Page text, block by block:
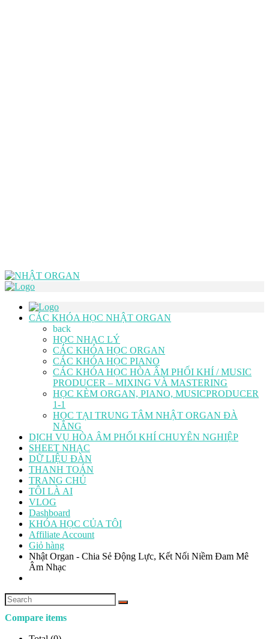
CÁC KHÓA HỌC NHẬT ORGAN
back
HỌC NHẠC LÝ
CÁC KHÓA HỌC ORGAN
CÁC KHÓA HỌC PIANO
CÁC KHÓA HỌC HÒA ÂM PHỐI KHÍ / MUSIC
PRODUCER – MIXING VÀ MASTERING
HỌC KÈM ORGAN, PIANO, MUSICPRODUCER
1-1
HỌC TẠI TRUNG TÂM NHẬT ORGAN ĐÀ
NẴNG
DỊCH VỤ HÒA ÂM PHỐI KHÍ CHUYÊN NGHIỆP
SHEET NHẠC
DỮ LIỆU ĐÀN
THANH TOÁN
TRANG CHỦ
TÔI LÀ AI
VLOG
Dashboard
KHÓA HỌC CỦA TÔI
Affiliate Account
Giỏ hàng
Nhật Organ - Chia Sẻ Động Lực, Kết Nối Niềm Đam Mê
Âm Nhạc
Compare items